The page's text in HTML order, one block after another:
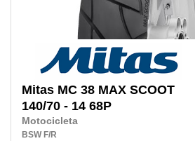
Mitas MC 38 MAX SCOOT
140/70 - 14 68P
Motocicleta
BSW F/R